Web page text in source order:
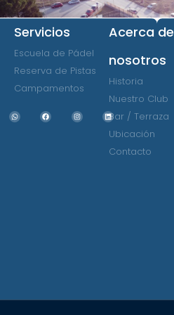
Servicios
Escuela de Pádel
Reserva de Pistas
Campamentos
Acerca de
nosotros
Historia
Nuestro Club
Bar / Terraza
Ubicación
Contacto